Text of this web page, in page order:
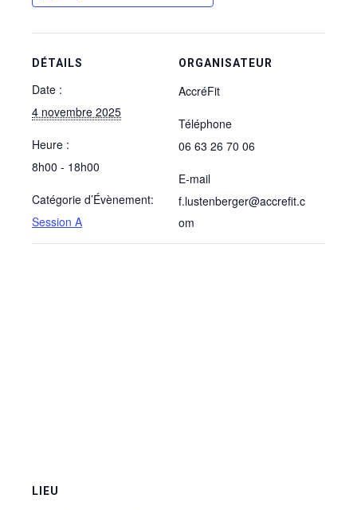
DÉTAILS
Date :
4 novembre 2025
Heure :
8h00 - 18h00
Catégorie d’Évènement:
Session A
ORGANISATEUR
AccréFit
Téléphone
06 63 26 70 06
E-mail
f.lustenberger@accrefit.c
om
LIEU